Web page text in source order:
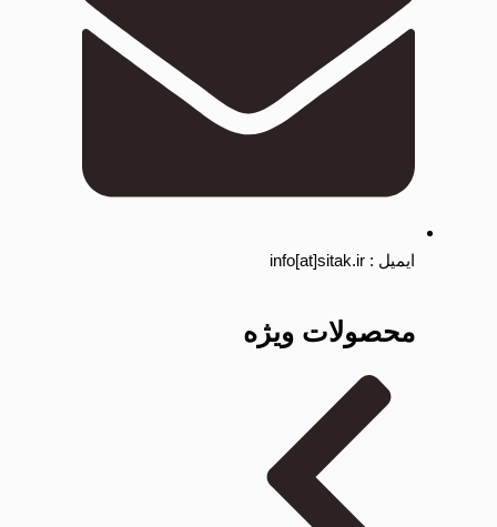
ایمیل : info[at]sitak.ir
محصولات ویژه